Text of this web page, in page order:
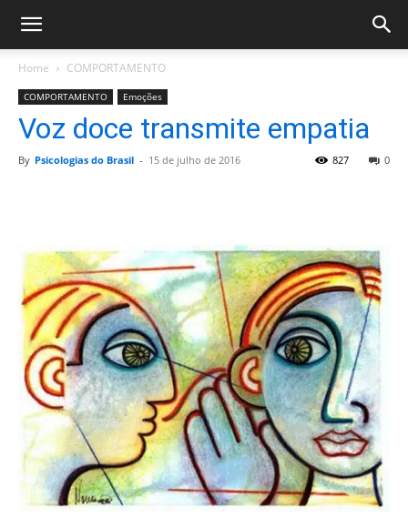
Home COMPORTAMENTO
COMPORTAMENTO Emoções
Voz doce transmite empatia
By Psicologias do Brasil - 15 de julho de 2016 0
827